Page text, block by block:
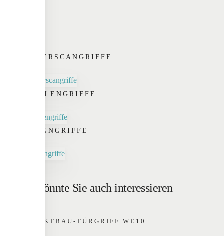
FINGERSCANGRIFFE
SCHALENGRIFFE
DESIGNGRIFFE
Das könnte Sie auch interessieren
OBJEKTBAU-TÜRGRIFF WE10